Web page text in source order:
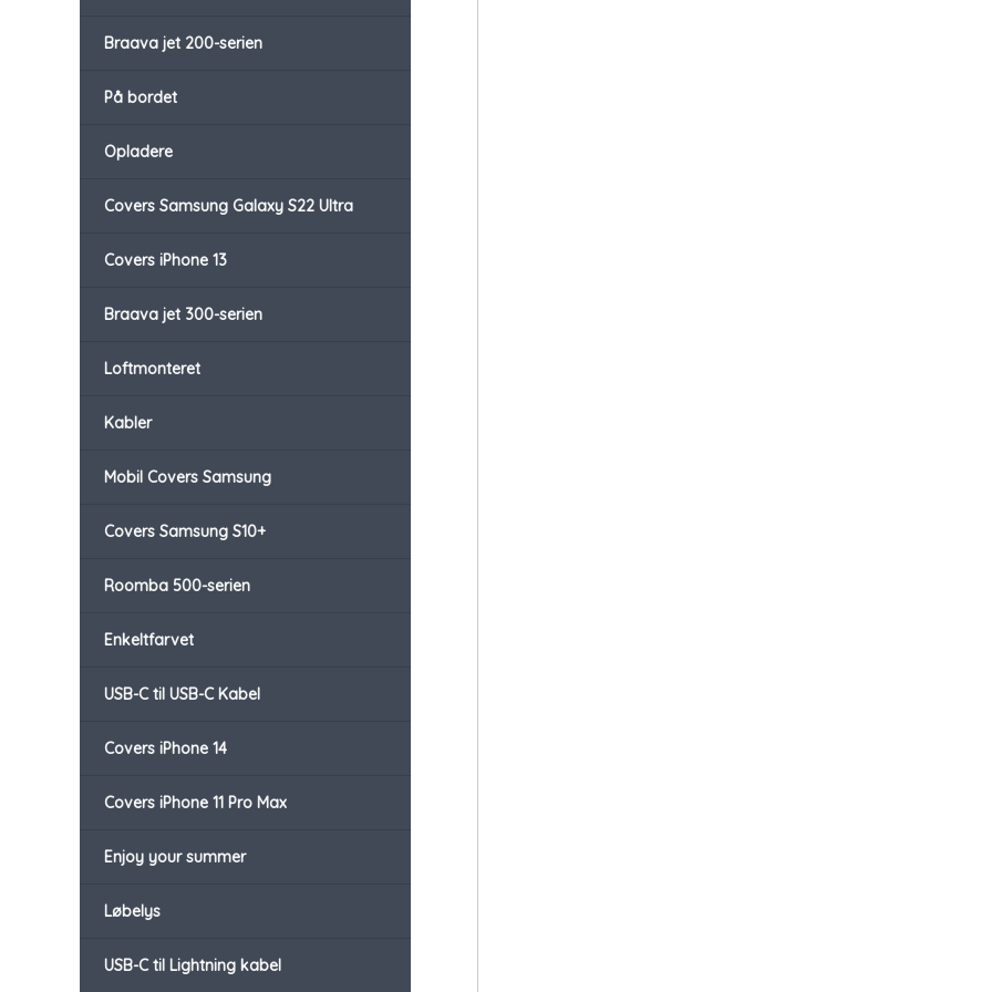
Braava jet 200-serien
På bordet
Opladere
Covers Samsung Galaxy S22 Ultra
Covers iPhone 13
Braava jet 300-serien
Loftmonteret
Kabler
Mobil Covers Samsung
Covers Samsung S10+
Roomba 500-serien
Enkeltfarvet
USB-C til USB-C Kabel
Covers iPhone 14
Covers iPhone 11 Pro Max
Enjoy your summer
Løbelys
USB-C til Lightning kabel